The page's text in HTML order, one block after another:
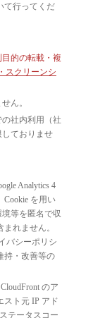
て行ってくだ
的の転載・複
スクリーンシ
ん。
社内利用（社
ておりませ
Analytics 4
を用い
等を匿名で収
れません。
バシーポリシ
持・改善等の
のア
スト元 IP アド
テータスコー